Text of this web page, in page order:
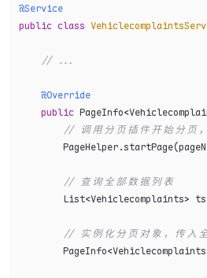
</
@Service
public class
// ...
@Override
public
// 调用分页插件开始分页
// 查询全部数据列表
List<Vehiclecomplaints>
// 实例化分页对象，传入